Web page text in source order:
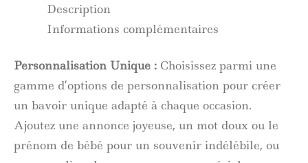
Description
Informations complémentaires
Personnalisation Unique : Choisissez parmi une
gamme d’options de personnalisation pour créer
un bavoir unique adapté à chaque occasion.
Ajoutez une annonce joyeuse, un mot doux ou le
prénom de bébé pour un souvenir indélébile, ou